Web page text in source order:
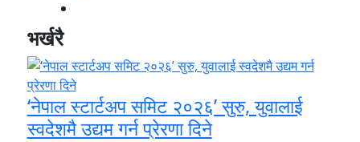
भर्खरै
‘नेपाल स्टार्टअप समिट २०२६’ सुरु, युवालाई
स्वदेशमै उद्यम गर्न प्रेरणा दिने